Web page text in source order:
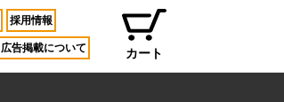
採用情報
広告掲載について カート